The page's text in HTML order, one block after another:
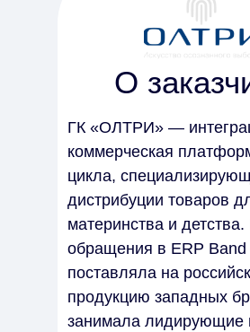
О
ГК «ОЛТРИ» —
коммерческая
цикла,
дистрибуции товаров
материнства и
обращения в ERP Band
поставляла на
продукцию западных
занимала лидирующие